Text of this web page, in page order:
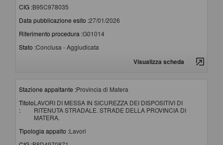
CIG :B95C978035
Data pubblicazione esito :27/01/2026
Riferimento procedura :G01014
Stato :Conclusa - Aggiudicata
Visualizza scheda
Stazione appaltante :Provincia di Matera
Titolo
:
LAVORI DI MESSA IN SICUREZZA DEI DISPOSITIVI DI
RITENUTA STRADALE. STRADE DELLA PROVINCIA DI
MATERA.
Tipologia appalto :Lavori